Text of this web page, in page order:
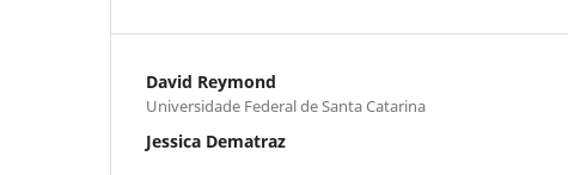
David Reymond
Universidade Federal de Santa Catarina
Jessica Dematraz